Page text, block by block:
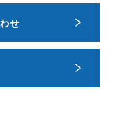
宿泊は不可となりま
ご予約ください。
出発の15日前まで）
年月日を必ず担当へ
せ